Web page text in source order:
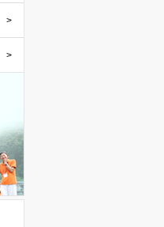
>
>